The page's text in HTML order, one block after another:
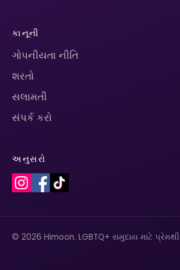
કાનૂની
ગોપનીયતા નીતિ
શરતો
સલામતી
સંપર્ક કરો
અનુસરો
© 2026 Himoon. LGBTQ+ સમુદાય માટે